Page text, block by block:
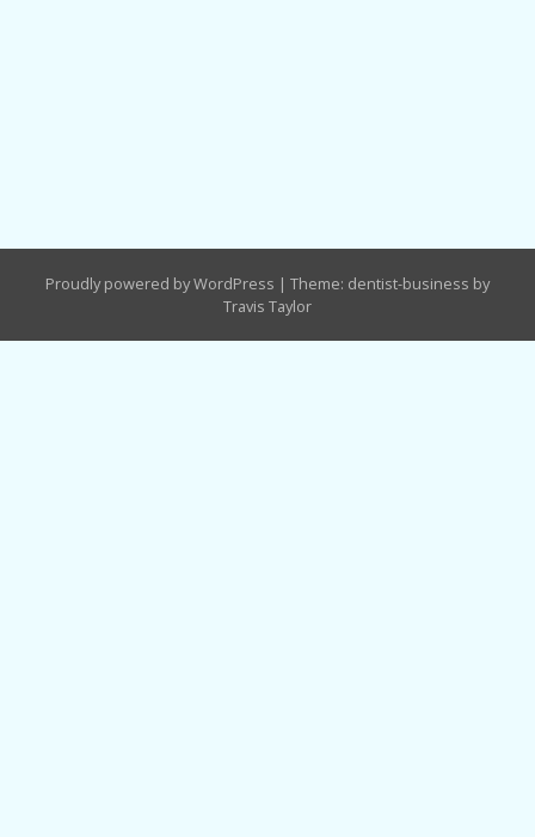
Proudly powered by WordPress | Theme: dentist-business by
Travis Taylor